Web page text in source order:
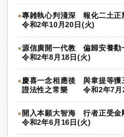
●專雑執心判淺深 報化二土
令和2年10月20日(火)
●源信廣開一代教 偏歸安養
令和2年8月18日(火)
●慶喜一念相應後 與韋提等
證法性之常樂 令和2年7月
● 開入本願大智海 行者正受
令和2年6月16日(火)